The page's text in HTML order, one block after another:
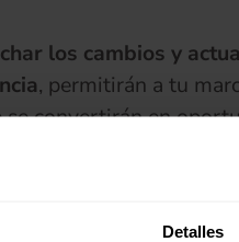
Detalles
los cambios y
, permitirán a tu
convertirán en